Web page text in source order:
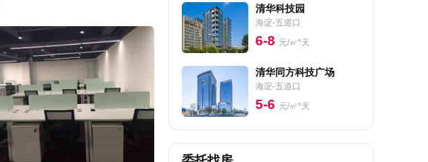
清华科技园
海淀-五道口
6-8 元/㎡*天
清华同方科技广场
海淀-五道口
5-6 元/㎡*天